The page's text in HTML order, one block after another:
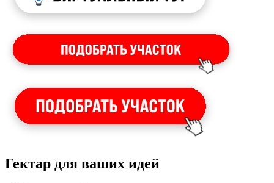
Гектар для ваших идей